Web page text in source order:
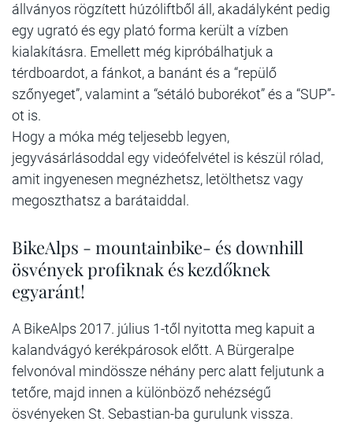
állványos rögzített húzóliftből áll, akadályként pedig
egy ugrató és egy plató forma került a vízben
kialakításra. Emellett még kipróbálhatjuk a
térdboardot, a fánkot, a banánt és a “repülő
szőnyeget”, valamint a “sétáló buborékot” és a “SUP”-
ot is.
Hogy a móka még teljesebb legyen,
jegyvásárlásoddal egy videófelvétel is készül rólad,
amit ingyenesen megnézhetsz, letölthetsz vagy
megoszthatsz a barátaiddal.
BikeAlps - mountainbike- és downhill
ösvények profiknak és kezdőknek
egyaránt!
A BikeAlps 2017. július 1-től nyitotta meg kapuit a
kalandvágyó kerékpárosok előtt. A Bürgeralpe
felvonóval mindössze néhány perc alatt feljutunk a
tetőre, majd innen a különböző nehézségű
ösvényeken St. Sebastian-ba gurulunk vissza.